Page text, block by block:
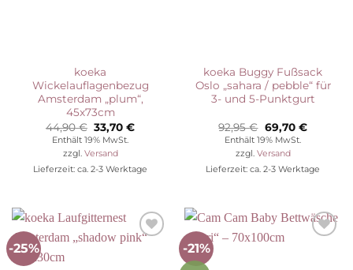
koeka
Wickelauflagenbezug
Amsterdam „plum“,
45x73cm
44,90€ Ursprünglicher
Preis
war:
44,90 €
33,70€Aktueller
Enthält 19% MwSt.
zzgl. Versand
Lieferzeit: ca. 2-3 Werktage
koeka Buggy Fußsack
Oslo „sahara / pebble“ für
3- und 5-Punktgurt
92,95€ Ursprünglicher
Preis
war:
92,95 €
69,70 €
Enthält 19% MwSt.
zzgl. Versand
Lieferzeit: ca. 2-3 Werktage
-25%
Auf die
-21%